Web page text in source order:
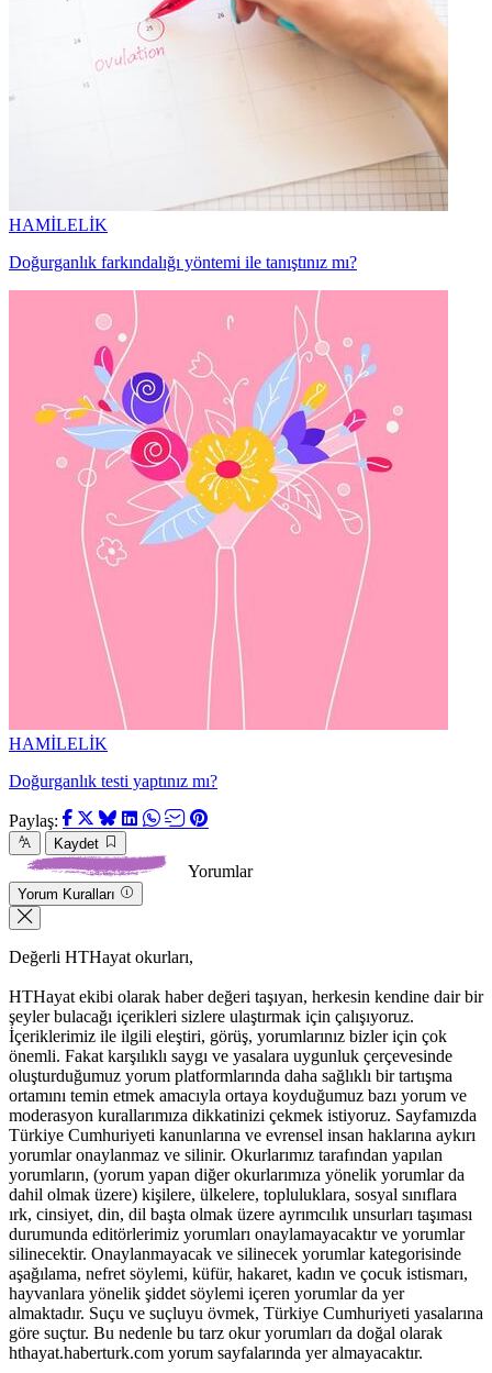
HAMİLELİK
Doğurganlık farkındalığı yöntemi ile tanıştınız mı?
HAMİLELİK
Doğurganlık testi yaptınız mı?
Paylaş:
Kaydet
Yorumlar
Yorum Kuralları
Değerli HTHayat okurları,
HTHayat ekibi olarak haber değeri taşıyan, herkesin kendine dair bir
şeyler bulacağı içerikleri sizlere ulaştırmak için çalışıyoruz.
İçeriklerimiz ile ilgili eleştiri, görüş, yorumlarınız bizler için çok
önemli. Fakat karşılıklı saygı ve yasalara uygunluk çerçevesinde
oluşturduğumuz yorum platformlarında daha sağlıklı bir tartışma
ortamını temin etmek amacıyla ortaya koyduğumuz bazı yorum ve
moderasyon kurallarımıza dikkatinizi çekmek istiyoruz. Sayfamızda
Türkiye Cumhuriyeti kanunlarına ve evrensel insan haklarına aykırı
yorumlar onaylanmaz ve silinir. Okurlarımız tarafından yapılan
yorumların, (yorum yapan diğer okurlarımıza yönelik yorumlar da
dahil olmak üzere) kişilere, ülkelere, topluluklara, sosyal sınıflara
ırk, cinsiyet, din, dil başta olmak üzere ayrımcılık unsurları taşıması
durumunda editörlerimiz yorumları onaylamayacaktır ve yorumlar
silinecektir. Onaylanmayacak ve silinecek yorumlar kategorisinde
aşağılama, nefret söylemi, küfür, hakaret, kadın ve çocuk istismarı,
hayvanlara yönelik şiddet söylemi içeren yorumlar da yer
almaktadır. Suçu ve suçluyu övmek, Türkiye Cumhuriyeti yasalarına
göre suçtur. Bu nedenle bu tarz okur yorumları da doğal olarak
hthayat.haberturk.com yorum sayfalarında yer almayacaktır.